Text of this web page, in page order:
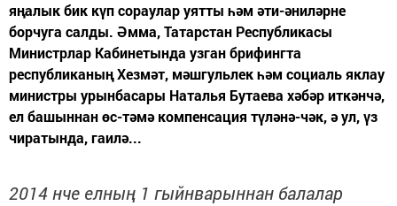
яңалык бик күп сораулар уятты һәм әти-әниләрне
борчуга салды. Әмма, Татарстан Республикасы
Министрлар Кабинетында узган брифингта
республиканың Хезмәт, мәшгульлек һәм социаль яклау
министры урынбасары Наталья Бутаева хәбәр иткәнчә,
ел башыннан өс-тәмә компенсация түләнә-чәк, ә ул, үз
чиратында, гаилә...
2014 нче елның 1 гыйнварыннан балалар